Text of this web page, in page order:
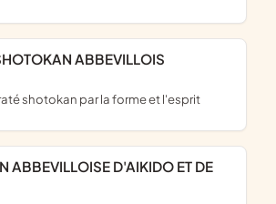
ABBEVILLOIS
shotokan par la forme et l'esprit